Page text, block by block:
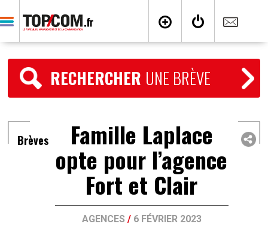
RECHERCHER UNE BRÈVE
Brèves Famille Laplace
opte pour l’agence
Fort et Clair
AGENCES / 6 FÉVRIER 2023